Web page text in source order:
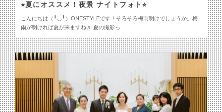
⭐︎夏にオススメ！夜景 ナイトフォト⭐︎
こんにちは（╹◡╹）ONESTYLEです！そろそろ梅雨明けでしょうか。梅
雨が明ければ夏が来ますね♬ 夏の撮影っ...